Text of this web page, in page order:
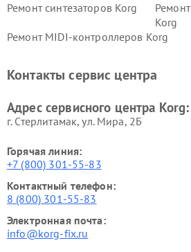
Ремонт синтезаторов Korg
Korg
Ремонт MIDI-контроллеров Korg
Контакты сервис центра
Адрес сервисного центра Korg:
г. Стерлитамак, ул. Мира, 2Б
Горячая линия:
+7 (800) 301-55-83
Контактный телефон:
8 (800) 301-55-83
Электронная почта:
info@korg-fix.ru